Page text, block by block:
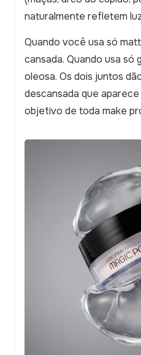
naturalmente refletem
Quando você usa só
cansada. Quando usa só
oleosa. Os dois juntos
descansada que
objetivo de toda make